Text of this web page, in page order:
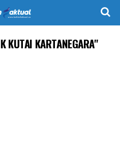
KARTANEGARA"